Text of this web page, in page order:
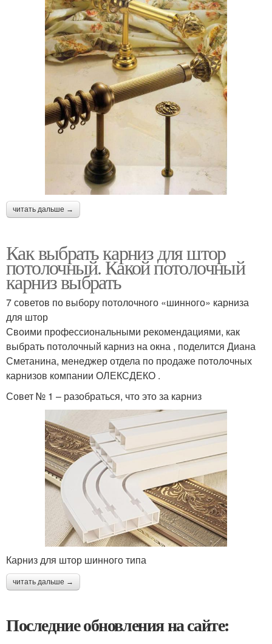
читать дальше →
Как выбрать карниз для штор
потолочный. Какой потолочный
карниз выбрать
7 советов по выбору потолочного «шинного» карниза
для штор
Своими профессиональными рекомендациями, как
выбрать потолочный карниз на окна , поделится Диана
Сметанина, менеджер отдела по продаже потолочных
карнизов компании ОЛЕКСДЕКО .
Совет № 1 – разобраться, что это за карниз
Карниз для штор шинного типа
читать дальше →
Последние обновления на сайте: